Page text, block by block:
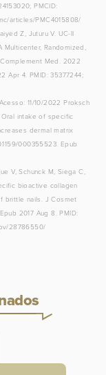
PMCID:
articles/PMC4015808/
Z, Juturu V. UC-II
Randomized,
Med. 2022
Apr 4. PMID: 35377244;
11/10/2022 Proksch
intake of specific
dermal matrix
000355523. Epub
V, Schunck M, Siega C,
bioactive collagen
brittle nails. J Cosmet
2017 Aug 8. PMID:
28786550/